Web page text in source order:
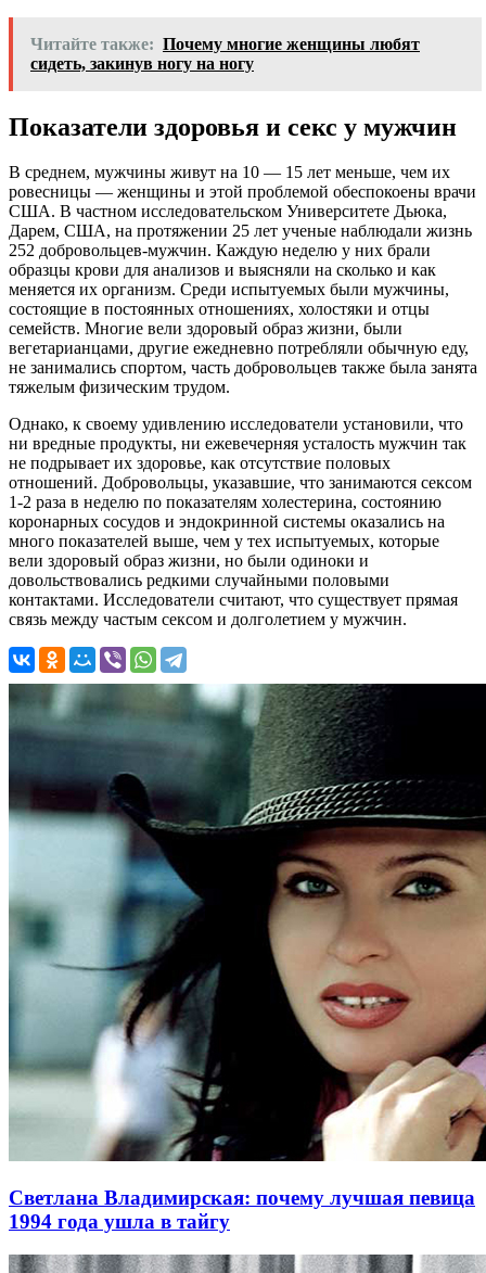
Читайте также: Почему многие женщины любят
сидеть, закинув ногу на ногу
Показатели здоровья и секс у мужчин
В среднем, мужчины живут на 10 — 15 лет меньше, чем их
ровесницы — женщины и этой проблемой обеспокоены врачи
США. В частном исследовательском Университете Дьюка,
Дарем, США, на протяжении 25 лет ученые наблюдали жизнь
252 добровольцев-мужчин. Каждую неделю у них брали
образцы крови для анализов и выясняли на сколько и как
меняется их организм. Среди испытуемых были мужчины,
состоящие в постоянных отношениях, холостяки и отцы
семейств. Многие вели здоровый образ жизни, были
вегетарианцами, другие ежедневно потребляли обычную еду,
не занимались спортом, часть добровольцев также была занята
тяжелым физическим трудом.
Однако, к своему удивлению исследователи установили, что
ни вредные продукты, ни ежевечерняя усталость мужчин так
не подрывает их здоровье, как отсутствие половых
отношений. Добровольцы, указавшие, что занимаются сексом
1-2 раза в неделю по показателям холестерина, состоянию
коронарных сосудов и эндокринной системы оказались на
много показателей выше, чем у тех испытуемых, которые
вели здоровый образ жизни, но были одиноки и
довольствовались редкими случайными половыми
контактами. Исследователи считают, что существует прямая
связь между частым сексом и долголетием у мужчин.
Светлана Владимирская: почему лучшая певица
1994 года ушла в тайгу